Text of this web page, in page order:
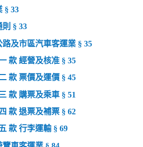
§ 33
§ 33
路及市區汽車客運業 § 35
款 經營及核准 § 35
款 票價及運價 § 45
款 購票及乘車 § 51
款 退票及補票 § 62
款 行李運輸 § 69